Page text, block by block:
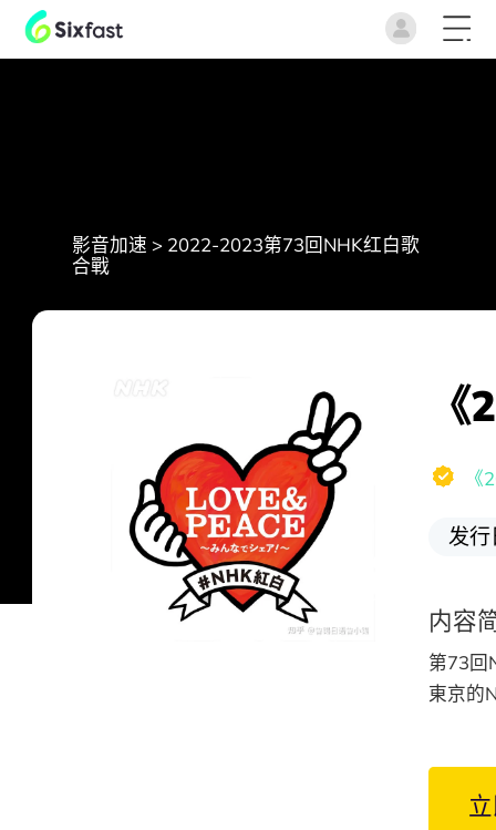
影音加速 > 2022-2023第73回NHK红白歌
合戰
《
《
发行
内容
第73回
東京的